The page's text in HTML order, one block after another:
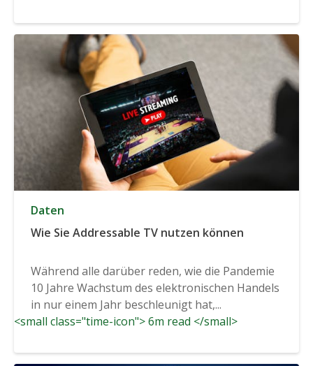
Daten
Wie Sie Addressable TV nutzen können
Während alle darüber reden, wie die Pandemie
10 Jahre Wachstum des elektronischen Handels
in nur einem Jahr beschleunigt hat,...
<small class="time-icon"> 6m read </small>